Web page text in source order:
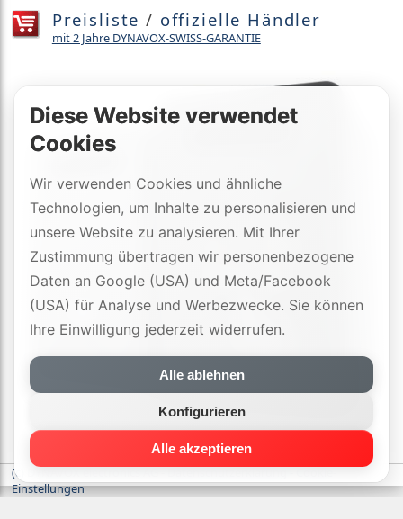
Preisliste / offizielle Händler
mit 2 Jahre DYNAVOX-SWISS-GARANTIE
(c) DYNAVOX electronics AG
Einstellungen
Diese Website verwendet
Cookies
Wir verwenden Cookies und ähnliche
Technologien, um Inhalte zu personalisieren und
unsere Website zu analysieren. Mit Ihrer
Zustimmung übertragen wir personenbezogene
Daten an Google (USA) und Meta/Facebook
(USA) für Analyse und Werbezwecke. Sie können
Ihre Einwilligung jederzeit widerrufen.
Alle ablehnen
Konfigurieren
Alle akzeptieren